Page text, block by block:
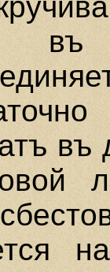
въ
въ